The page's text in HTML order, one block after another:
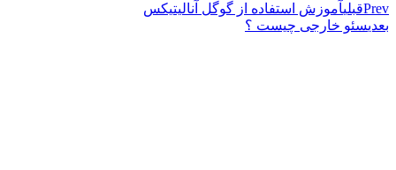
Prevقبلیآموزش استفاده از گوگل آنالیتیکس
بعدیسئو خارجی چیست ؟